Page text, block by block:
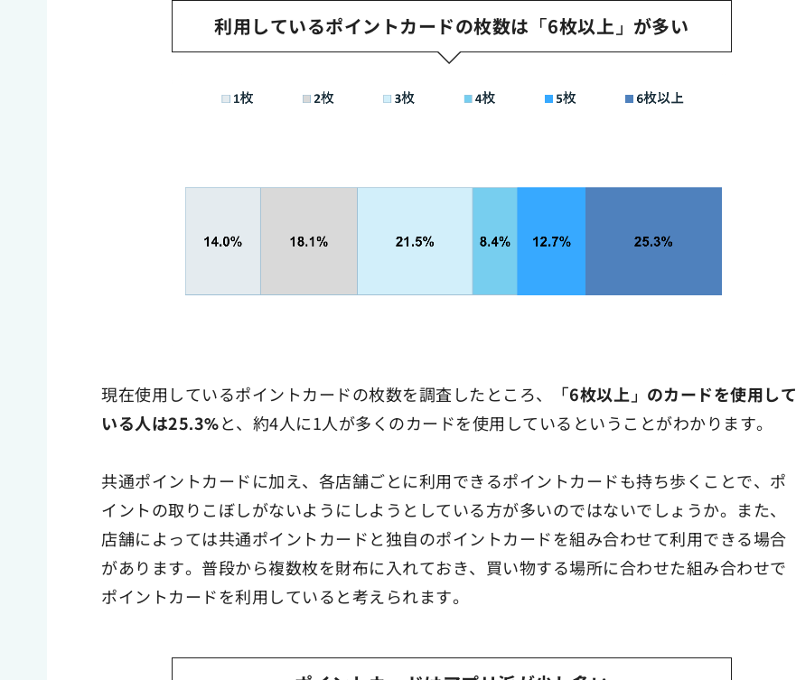
利用しているポイントカードの枚数は「6枚以上」が多い
現在使用しているポイントカードの枚数を調査したところ、
「6枚以上」のカードを使用して
いる人は25.3%と、約4人に1人が多くのカードを使用しているということがわかります。
共通ポイントカードに加え、各店舗ごとに利用できるポイントカードも持ち歩くことで、ポ
イントの取りこぼしがないようにしようとしている方が多いのではないでしょうか。また、
店舗によっては共通ポイントカードと独自のポイントカードを組み合わせて利用できる場合
があります。普段から複数枚を財布に入れておき、買い物する場所に合わせた組み合わせで
ポイントカードを利用していると考えられます。